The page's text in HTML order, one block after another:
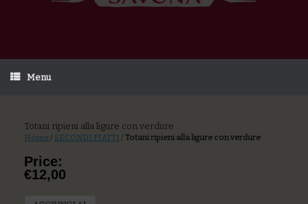
Menu
Totani ripieni alla ligure con verdure
Home / SECONDI PIATTI /Totani ripieni alla ligure con verdure
Price:
€12,00